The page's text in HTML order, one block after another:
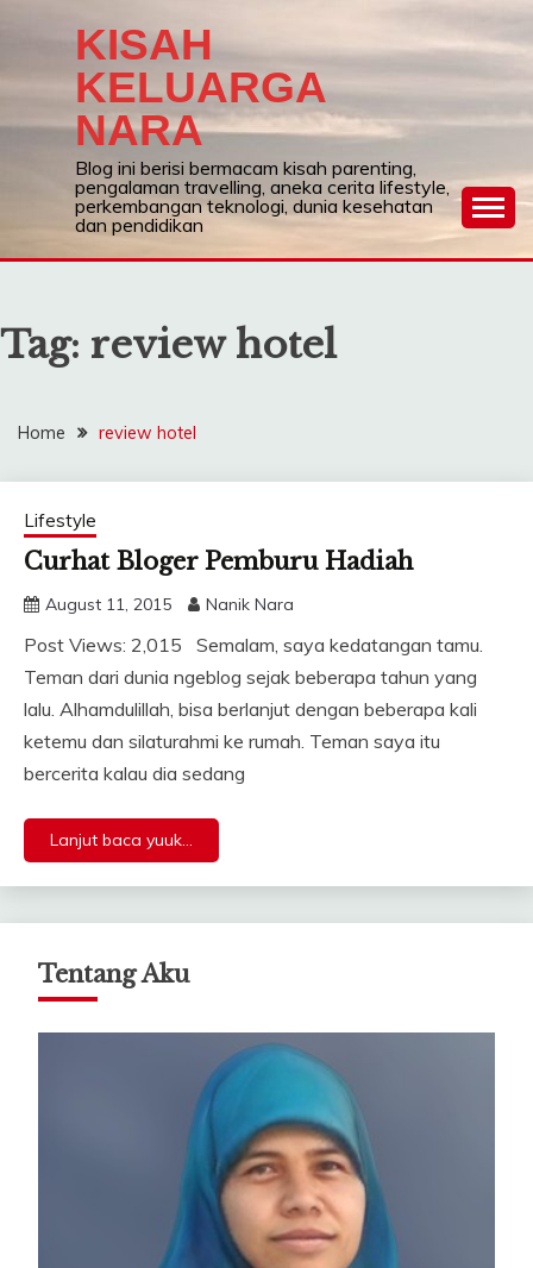
KISAH
KELUARGA
NARA
Blog ini berisi bermacam kisah parenting,
pengalaman travelling, aneka cerita lifestyle,
perkembangan teknologi, dunia kesehatan
dan pendidikan
Tag: review hotel
Home review hotel
Lifestyle
Curhat Bloger Pemburu Hadiah
August 11, 2015 Nanik Nara
Post Views: 2,015 Semalam, saya kedatangan tamu.
Teman dari dunia ngeblog sejak beberapa tahun yang
lalu. Alhamdulillah, bisa berlanjut dengan beberapa kali
ketemu dan silaturahmi ke rumah. Teman saya itu
bercerita kalau dia sedang
Lanjut baca yuuk...
Tentang Aku